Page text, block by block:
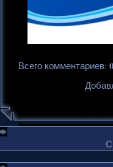
Всего комментариев: 0